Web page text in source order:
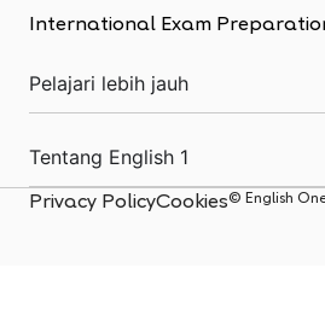
International Exam
Pelajari lebih jauh
Tentang English 1
Privacy PolicyCookies© English